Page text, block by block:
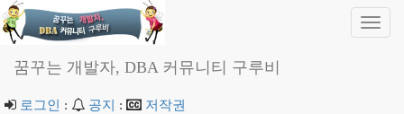
꿈꾸는 개발자, DBA 커뮤니티 구루비
로그인 : 공지 : 저작권